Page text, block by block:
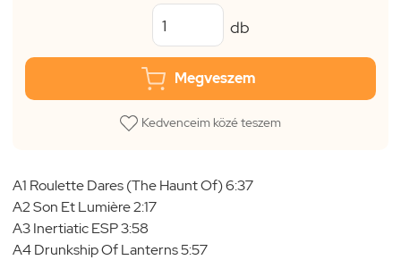
db
Megveszem
Kedvenceim közé teszem
A1 Roulette Dares (The Haunt Of) 6:37
A2 Son Et Lumière 2:17
A3 Inertiatic ESP 3:58
A4 Drunkship Of Lanterns 5:57